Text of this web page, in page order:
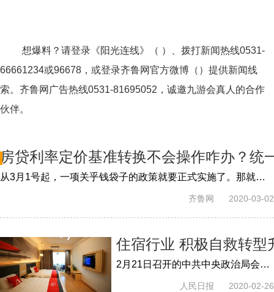
想爆料？请登录《阳光连线》（ ）、拨打新闻热线0531-
66661234或96678，或登录齐鲁网官方微博（）提供新闻线
索。齐鲁网广告热线0531-81695052 ，诚邀九游会真人的合作
伙伴。
房贷利率定价基准转换不会操作咋办？统
从3月1号起，一项关乎钱袋子的政策就要正式实施了。那就是，贷款利率市场化重大改革。买房的小伙伴们，如果您用的是商业贷款，赶紧关注一下...
齐鲁网 2020-03-02
住宿行业 积极自救转型
2月21日召开的中共中央政治局会议提出，要帮扶住宿餐饮、文体娱乐、交通运输、旅游等受疫情影响严重的行业，并要求“促进消费回补和潜力释...
人民日报 2020-02-26